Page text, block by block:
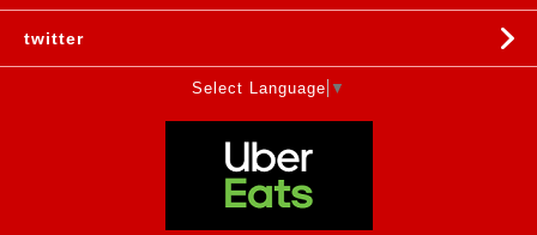
twitter
Select Language ▼